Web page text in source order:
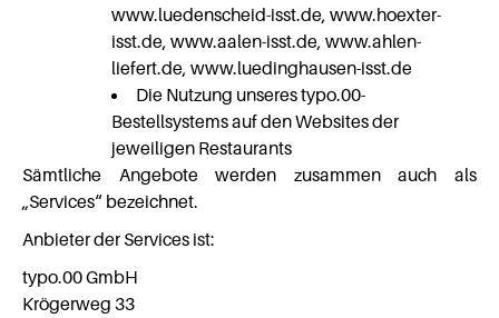
www.luedenscheid-isst.de, www.hoexter-
isst.de, www.aalen-isst.de, www.ahlen-
liefert.de, www.luedinghausen-isst.de
Die Nutzung unseres typo.00-
Bestellsystems auf den Websites der
jeweiligen Restaurants
Sämtliche Angebote werden zusammen auch als
„Services“ bezeichnet.
Anbieter der Services ist:
typo.00 GmbH
Krögerweg 33